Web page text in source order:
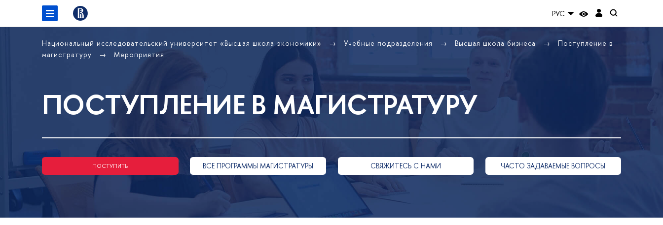
РУС
Национальный исследовательский университет «Высшая школа экономики» Учебные подразделения Высшая школа бизнеса
Поступление в
магистратуру
Мероприятия
ПОСТУПЛЕНИЕ В МАГИСТРАТУРУ
ПОСТУПИТЬ ВСЕ ПРОГРАММЫ МАГИСТРАТУРЫ СВЯЖИТЕСЬ С НАМИ ЧАСТО ЗАДАВАЕМЫЕ ВОПРОСЫ